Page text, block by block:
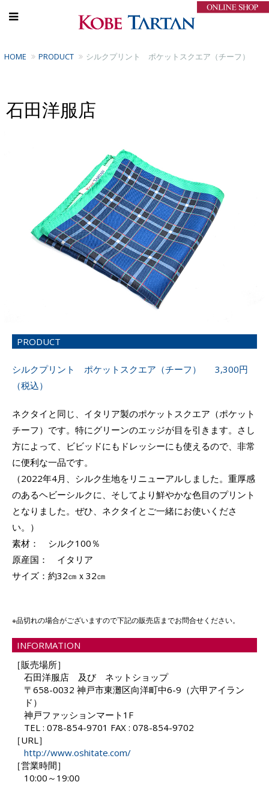
HOME PRODUCT シルクプリント ポケットスクエア（チーフ）
石田洋服店
PRODUCT
シルクプリント ポケットスクエア（チーフ） 3,300円
（税込）
ネクタイと同じ、イタリア製のポケットスクエア（ポケット
チーフ）です。特にグリーンのエッジが目を引きます。さし
方によって、ビビッドにもドレッシーにも使えるので、非常
に便利な一品です。
（2022年4月、シルク生地をリニューアルしました。重厚感
のあるヘビーシルクに、そしてより鮮やかな色目のプリント
となりました。ぜひ、ネクタイとご一緒にお使いくださ
い。）
素材： シルク100％
原産国： イタリア
サイズ：約32㎝ｘ32㎝
※品切れの場合がございますので下記の販売店までお問合せください。
INFORMATION
［販売場所］
石田洋服店 及び ネットショップ
〒658-0032 神戸市東灘区向洋町中6-9（六甲アイラン
ド）
神戸ファッションマート1F
TEL : 078-854-9701 FAX : 078-854-9702
［URL］
http://www.oshitate.com/
［営業時間］
10:00～19:00